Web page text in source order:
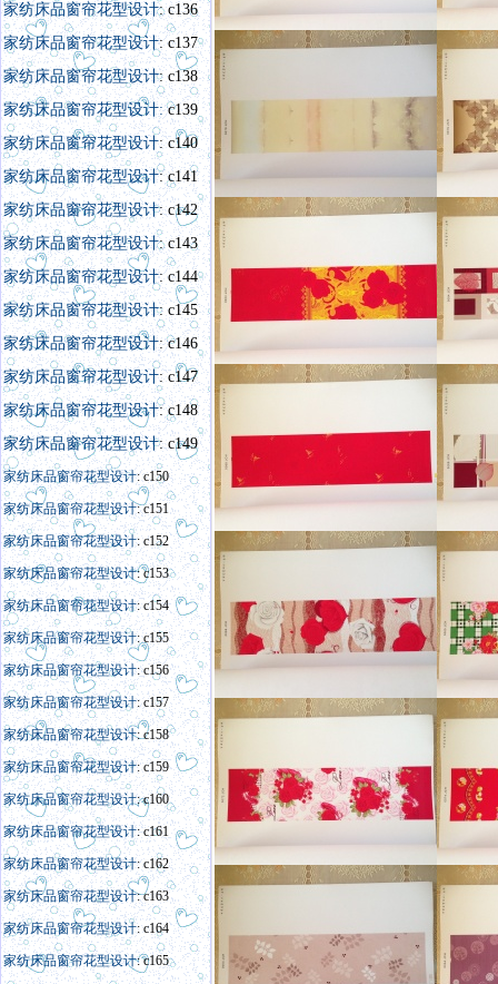
家纺床品窗帘花型设计: c136
家纺床品窗帘花型设计: c137
家纺床品窗帘花型设计: c138
家纺床品窗帘花型设计:c139
家纺床品窗帘花型设计: c140
家纺床品窗帘花型设计: c141
家纺床品窗帘花型设计: c142
家纺床品窗帘花型设计: c143
家纺床品窗帘花型设计: c144
家纺床品窗帘花型设计: c145
家纺床品窗帘花型设计: c146
家纺床品窗帘花型设计: c147
家纺床品窗帘花型设计: c148
家纺床品窗帘花型设计: c149
家纺床品窗帘花型设计: c150
家纺床品窗帘花型设计: c151
家纺床品窗帘花型设计: c152
家纺床品窗帘花型设计: c153
家纺床品窗帘花型设计: c154
家纺床品窗帘花型设计: c155
家纺床品窗帘花型设计: c156
家纺床品窗帘花型设计: c157
家纺床品窗帘花型设计: c158
家纺床品窗帘花型设计: c159
家纺床品窗帘花型设计: c160
家纺床品窗帘花型设计: c161
家纺床品窗帘花型设计: c162
家纺床品窗帘花型设计: c163
家纺床品窗帘花型设计: c164
家纺床品窗帘花型设计: c165